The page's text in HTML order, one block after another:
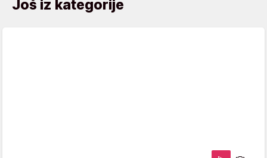
Još iz kategorije